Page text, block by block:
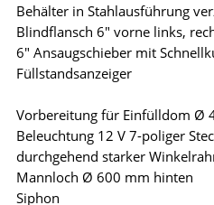
Behälter in Stahlausführung
Blindflansch 6" vorne links,
6" Ansaugschieber mit
Füllstandsanzeiger
Vorbereitung für Einfülldom Ø
Beleuchtung 12 V 7-poliger
durchgehend starker
Mannloch Ø 600 mm hinten
Siphon